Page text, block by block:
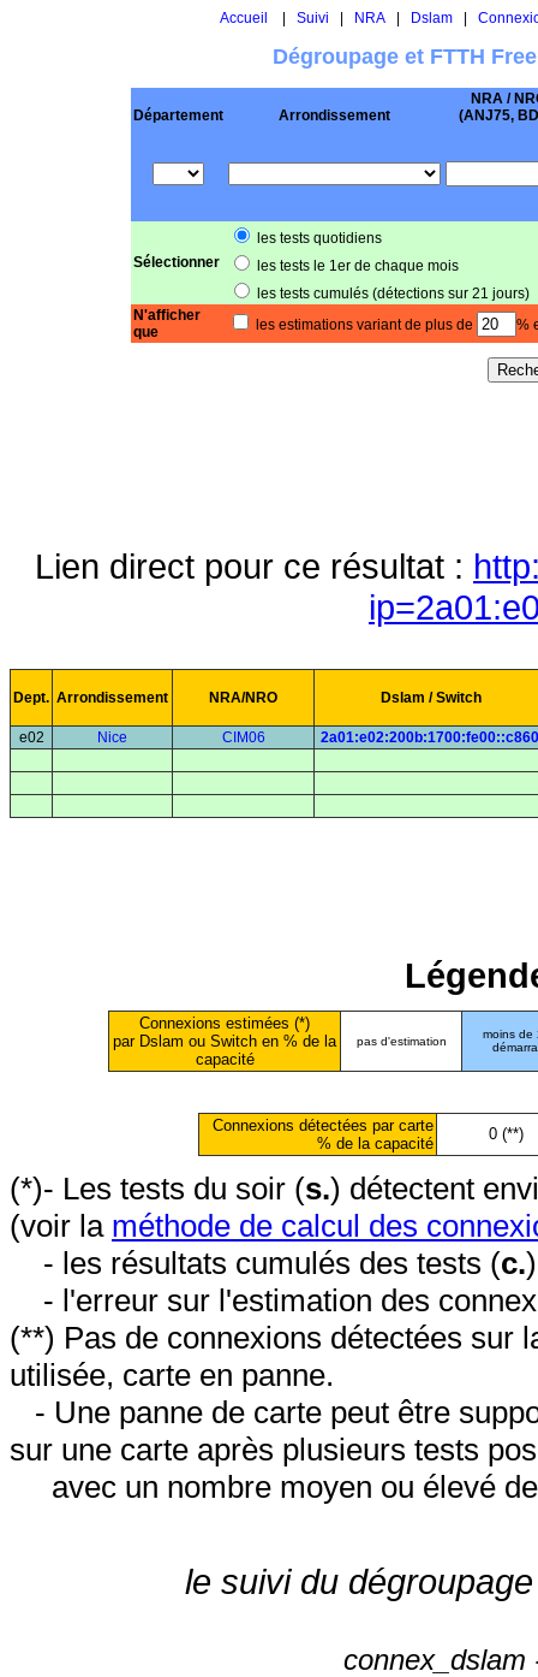
Accueil Suivi NRA| Dslam|
Dégroupage et FTTH
Département Arrondissement
NRA /
(ANJ75,
Sélectionner
les tests quotidiens
les tests le 1er de chaque mois
les tests cumulés (détections sur 21 jours)
N'afficher
que
les estimations variant de plus de %
Lien direct pour ce résultat :
Dept. Arrondissement NRA/NRO Dslam / Switch
e02 Nice CIM06 2a01:e02:200b:1700:fe00::c860
Connexions estimées (*)
par Dslam ou Switch en % de la
capacité
pas d'estimation
moins de
Connexions détectées par carte
% de la capacité
0 (**)
(*)- Les tests du soir (s.) détectent
(voir la méthode de calcul des
- les résultats cumulés des tests (c.
- l'erreur sur l'estimation des
(**) Pas de connexions détectées sur
utilisée, carte en panne.
- Une panne de carte peut être
sur une carte après plusieurs tests
avec un nombre moyen ou élevé
le suivi du
connex_dslam